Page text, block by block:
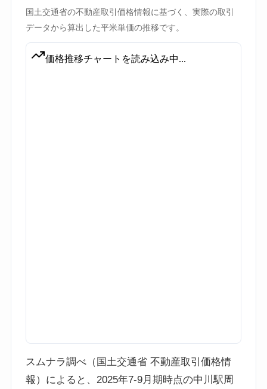
国土交通省の不動産取引価格情報に基づく、実際の取引
データから算出した平米単価の推移です。
スムナラ調べ（国土交通省 不動産取引価格情
報）によると、2025年7-9月期時点の中川駅周